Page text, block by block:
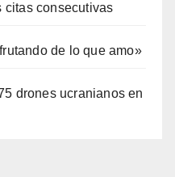
citas consecutivas
de lo que amo»
drones ucranianos en